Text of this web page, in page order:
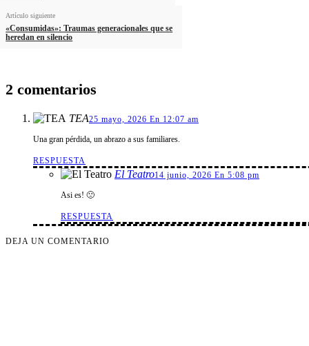
Artículo siguiente
«Consumidas»: Traumas generacionales que se
heredan en silencio
2 comentarios
TEA25 mayo, 2026 En 12:07 am
Una gran pérdida, un abrazo a sus familiares.
RESPUESTA
El Teatro14 junio, 2026 En 5:08 pm
Asi es! 🙁
RESPUESTA
DEJA UN COMENTARIO